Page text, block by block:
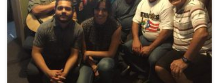
La décima es una forma estrófica perteneciente a la poesía
tradicional y popular de Iberoamérica estructurada en base a diez
versos con métrica y rima variada de la que predomina el
octosílabo. Vicente Espinel, músico y escritor español, fue uno de
los pioneros en popularizar esta forma durante el siglo […]